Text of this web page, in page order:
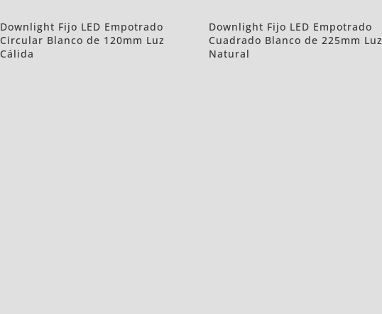
Downlight Fijo LED Empotrado
Circular Blanco de 120mm Luz
Cálida
Downlight Fijo LED Empotrado
Cuadrado Blanco de 225mm Luz
Natural